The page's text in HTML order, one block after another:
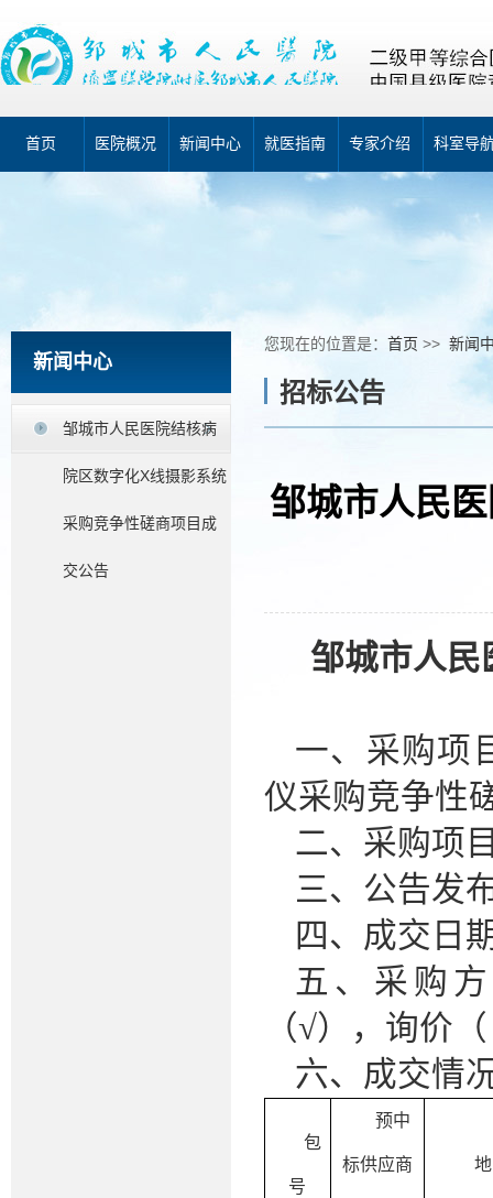
首页 医院概况 新闻中心 就医指南 专家介绍 科室导
新闻中心
邹城市人民医院结核病
院区数字化X线摄影系统
采购竞争性磋商项目成
交公告
您现在的位置是： 首页 >> 新闻
招标公告
邹城市人民
邹城市人民
一、采购项
仪采购竞争性
二、采购项
三、公告发
四、成交日
五、采购
（√），询价
六、成交情
包
号
预中
标供应商 地